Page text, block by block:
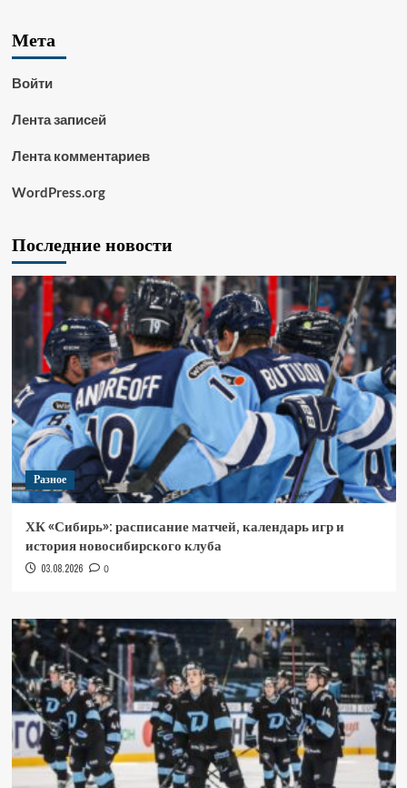
Мета
Войти
Лента записей
Лента комментариев
WordPress.org
Последние новости
Разное
ХК «Сибирь»: расписание матчей, календарь игр и
история новосибирского клуба
03.08.2026 0